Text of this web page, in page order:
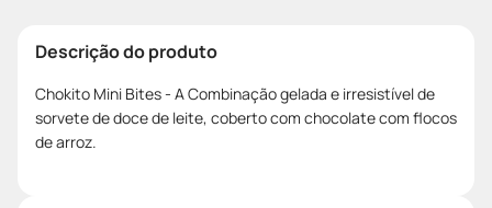
Descrição do produto
Chokito Mini Bites - A Combinação gelada e irresistível de
sorvete de doce de leite, coberto com chocolate com flocos
de arroz.